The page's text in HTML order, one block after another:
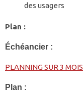
des usagers
Plan :
Échéancier :
PLANNING SUR 3 MOIS
Plan :